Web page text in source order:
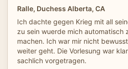
Ralle, Duchess Alberta, CA
Ich dachte gegen Krieg mit all
zu sein wuerde mich automatisch
machen. Ich war mir nicht
weiter geht. Die Vorlesung war
sachlich vorgetragen.